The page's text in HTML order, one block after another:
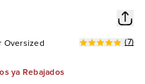
Oversized (7)
ya Rebajados